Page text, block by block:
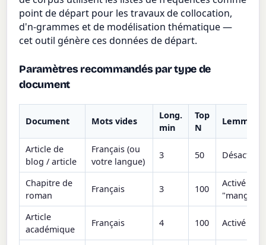
point de départ pour les travaux de collocation,
d'n-grammes et de modélisation thématique —
cet outil génère ces données de départ.
Paramètres recommandés par type de
document
Document Mots vides
Long.
min
Top
N
Article de
blog / article
Français (ou
votre langue)
3 50 Désactivé
Chapitre de
roman
Français 3 100
Activé
"mange"/
Article
académique
Français 4 100 Activé